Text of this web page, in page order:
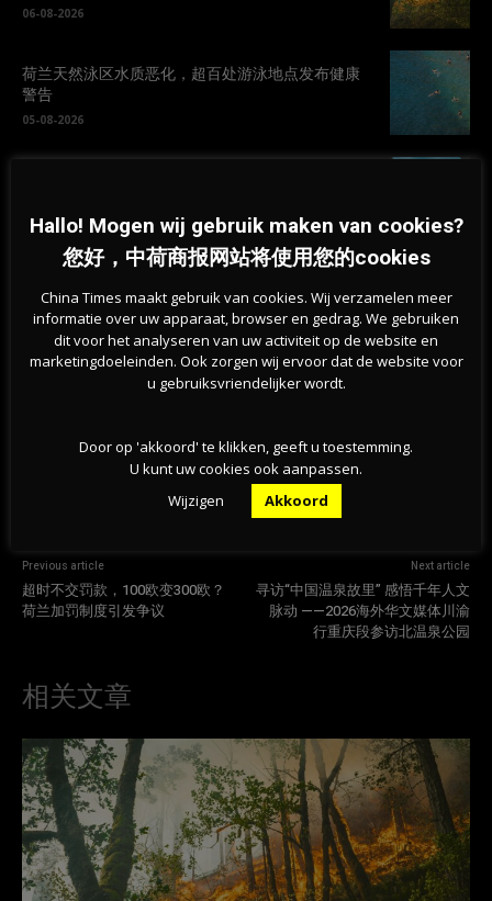
06-08-2026
荷兰天然泳区水质恶化，超百处游泳地点发布健康
警告
05-08-2026
05-08-2026
新版欧元纸币10款候选设计方案公布，欧洲央行邀
请公众参与投票
05-08-2026
Previous article
超时不交罚款，100欧变300欧？
荷兰加罚制度引发争议
Next article
寻访“中国温泉故里” 感悟千年人文
脉动 ——2026海外华文媒体川渝
行重庆段参访北温泉公园
相关文章
Hallo! Mogen wij gebruik maken van cookies?
您好，中荷商报网站将使用您的cookies
China Times maakt gebruik van cookies. Wij verzamelen meer
informatie over uw apparaat, browser en gedrag. We gebruiken
dit voor het analyseren van uw activiteit op de website en
marketingdoeleinden. Ook zorgen wij ervoor dat de website voor
u gebruiksvriendelijker wordt.
Door op 'akkoord' te klikken, geeft u toestemming.
U kunt uw cookies ook aanpassen.
Wijzigen
Akkoord